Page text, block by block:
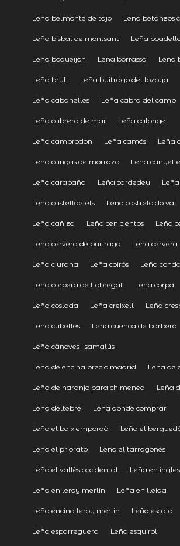
Leña belmonte de tajo Leña betanzos
Leña bisbal de montsant Leña
Leña boqueijón Leña borrassà Leña
Leña brull Leña buitrago del lozoya
Leña cabanelles Leña cabra del camp
Leña cabrera de mar Leña calonge
Leña camprodon Leña camós Leña
Leña cangas de morrazo Leña
Leña carabaña Leña cardedeu
Leña castelldefels Leña castrelo do val
Leña cañiza Leña cenicientos Leña
Leña cervera de buitrago Leña cervera
Leña ciurana Leña coirós Leña
Leña corbera de llobregat Leña corpa
Leña coslada Leña creixell Leña
Leña cubelles Leña cuenca de barberá
Leña cànoves i samalús
Leña de encina precio madrid Leña de
Leña de naranjo para chimenea Leña
Leña deltebre Leña donde comprar
Leña el baix empordà Leña el
Leña el priorato Leña el tarragonès
Leña el vallès occidental Leña en ingles
Leña en leroy merlin Leña en lleida
Leña encina leroy merlin Leña escala
Leña esparreguera Leña esquirol